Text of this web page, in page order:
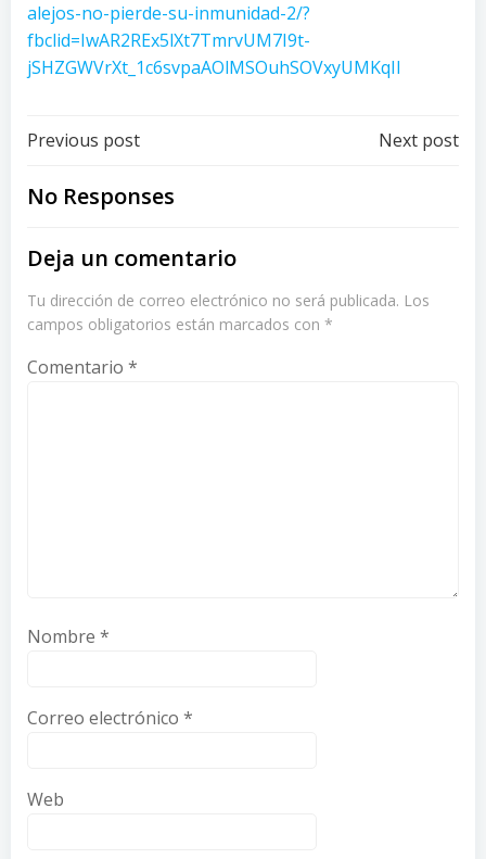
alejos-no-pierde-su-inmunidad-2/?
fbclid=IwAR2REx5lXt7TmrvUM7I9t-
jSHZGWVrXt_1c6svpaAOlMSOuhSOVxyUMKqII
Post
navigation
Previous post Next post
No Responses
Deja un comentario
Tu dirección de correo electrónico no será publicada. Los
campos obligatorios están marcados con *
Comentario *
Nombre *
Correo electrónico *
Web